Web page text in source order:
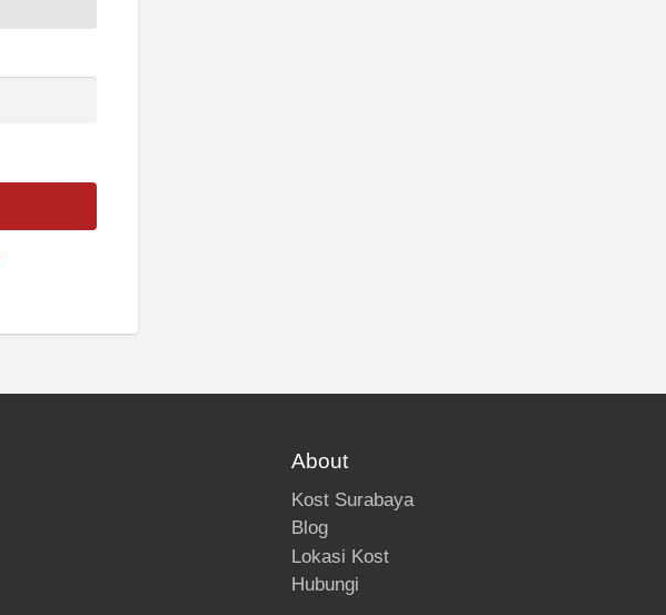
About
Kost Surabaya
Blog
Lokasi Kost
Hubungi